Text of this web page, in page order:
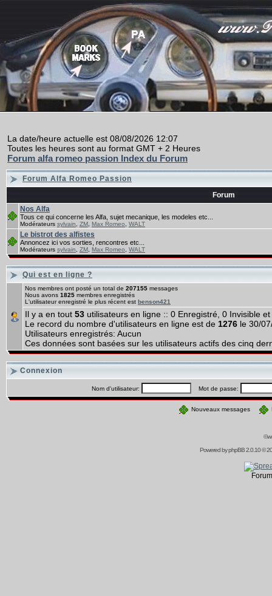
La date/heure actuelle est 08/08/2026 12:07
Toutes les heures sont au format GMT + 2 Heures
Forum alfa romeo passion Index du Forum
Forum Alfa Romeo Passion
Forum
Nos Alfa
Tous ce qui concerne les Alfa, sujet mecanique, les modeles etc...
Modérateurs sylvain ZM Max Romeo WALT
Le bistrot des alfistes
Annoncez ici vos sorties, rencontres etc...
Modérateurs sylvain ZM Max Romeo WALT
Qui est en ligne ?
Nos membres ont posté un total de 207155 messages
Nous avons 1825 membres enregistrés
L'utilisateur enregistré le plus récent est benson421
Il y a en tout 53 utilisateurs en ligne :: 0 Enregistré, 0 Invisible
Le record du nombre d'utilisateurs en ligne est de 1276 le 30/
Utilisateurs enregistrés: Aucun
Ces données sont basées sur les utilisateurs actifs des cinq
Connexion
Nom d'utilisateur: Mot de passe:
Nouveaux messages
Powered byphpBB2.0.10 ©